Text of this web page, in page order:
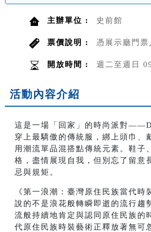
主辦單位 : 史前館
票價說明 : 憑展示廳門票
開放時間 : 週二至週日
活動內容介紹
這是一場「回家」的時尚派對
穿上最驕傲的傳統服，綁上頭巾、
用潮流單品混搭點傳統元素。鞋子
格，盡情展現自我，但別忘了留意
忌與規矩。
《第一浪潮：臺灣原住民族當代時
說的不是浪花般轉瞬即逝的流行趨
流般持續地肯定與認同原住民族的
代原住民族時裝藝術正釋放著無可